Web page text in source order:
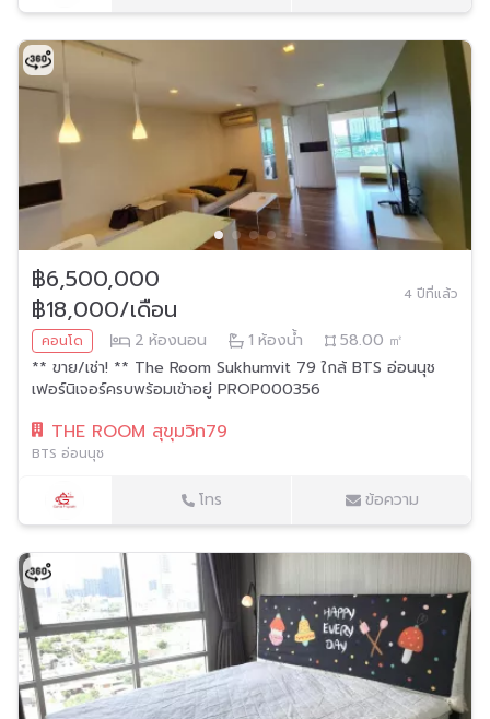
฿6,500,000
฿18,000/เดือน
4 ปีที่แล้ว
คอนโด 2 ห้องนอน 1 ห้องน้ำ 58.00 ㎡
** ขาย/เช่า! ** The Room Sukhumvit 79 ใกล้ BTS อ่อนนุช
เฟอร์นิเจอร์ครบพร้อมเข้าอยู่ PROP000356
THE ROOM สุขุมวิท79
BTS อ่อนนุช
โทร ข้อความ